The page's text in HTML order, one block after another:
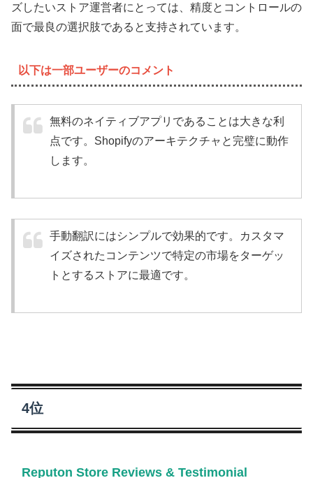
ズしたいストア運営者にとっては、精度とコントロールの
面で最良の選択肢であると支持されています。
以下は一部ユーザーのコメント
無料のネイティブアプリであることは大きな利
点です。Shopifyのアーキテクチャと完璧に動作
します。
手動翻訳にはシンプルで効果的です。カスタマ
イズされたコンテンツで特定の市場をターゲッ
トとするストアに最適です。
4位
Reputon Store Reviews & Testimonial